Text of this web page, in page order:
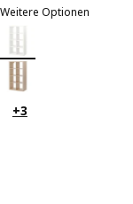
Weitere Optionen
KALLAX
Option: KALLAX,
Option: KALLAX,
+3